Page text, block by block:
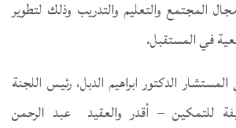
المجتمع والتعليم والتدريب وذلك لتطوير
في المستقبل.
الدكتور ابراهيم الدبل، رئيس اللجنة
للتمكين – أقدر والعقيد عبد الرحمن